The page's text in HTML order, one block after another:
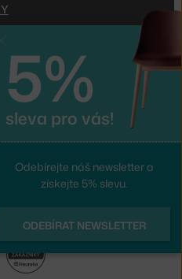
5%
sleva pro vás!
Odebírejte náš newsletter a
získejte 5% slevu.
ODEBÍRAT NEWSLETTER
Sledujte nás